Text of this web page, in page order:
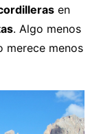
en
. Algo menos
merece menos